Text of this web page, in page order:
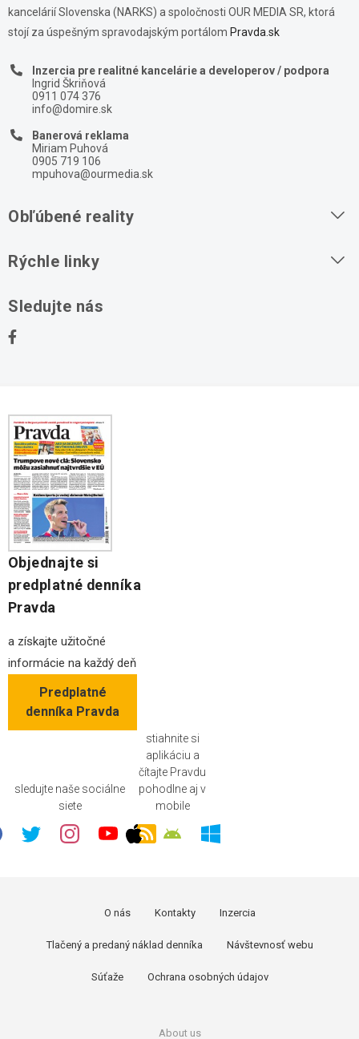
kancelárií Slovenska (NARKS) a spoločnosti OUR MEDIA SR, ktorá
stojí za úspešným spravodajským portálom Pravda.sk
Inzercia pre realitné kancelárie a developerov / podpora
Ingrid Škriňová
0911 074 376
info@domire.sk
Banerová reklama
Miriam Puhová
0905 719 106
mpuhova@ourmedia.sk
Obľúbené reality
Domy na predaj
Stavebné pozemky
Rýchle linky
Kontakt
Sledujte nás
Objednajte si
predplatné denníka
Pravda
a získajte užitočné
informácie na každý deň
Predplatné
denníka Pravda
sledujte naše sociálne
siete
stiahnite si
aplikáciu a
čítajte Pravdu
pohodlne aj v
mobile
O nás Kontakty Inzercia
Tlačený a predaný náklad denníka Návštevnosť webu
Súťaže Ochrana osobných údajov
About us